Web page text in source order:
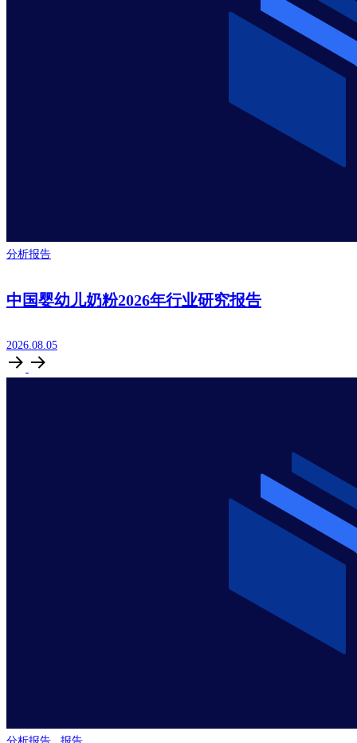
分析报告
中国婴幼儿奶粉2026年行业研究报告
2026.08.05